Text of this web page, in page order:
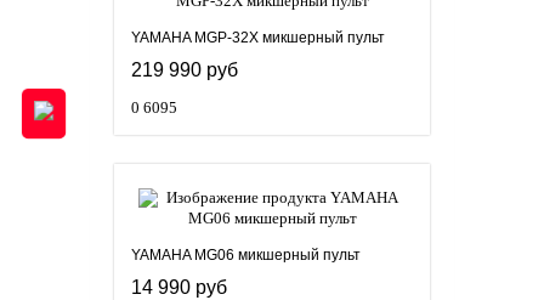
YAMAHA MGP-32X микшерный пульт
219 990 руб
0 6095
YAMAHA MG06 микшерный пульт
14 990 руб